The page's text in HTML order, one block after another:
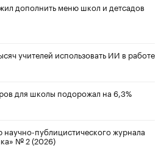
дополнить меню школ и детсадов
учителей использовать ИИ в работе
для школы подорожал на 6,3%
публицистического журнала
№ 2 (2026)